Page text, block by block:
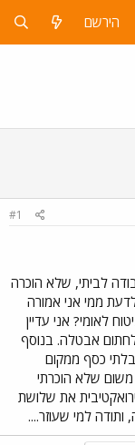
הירשם
#1
לביתי, שלא הוכרה
ממי אני אמורה
לאומי? אני עדיין
אבטלה. בנוסף
כסף ממקום
שלא הוכרתי
את שלושת
למי שעוזר....